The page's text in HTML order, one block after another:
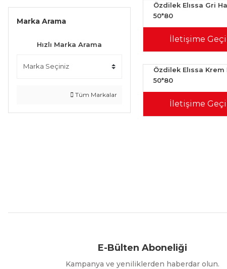
Marka Arama
Hızlı Marka Arama
Tüm Markalar
Özdilek Elıssa Gri
50*80
İletişime
Özdilek Elıssa Krem
50*80
İletişime
E-Bülten Aboneliği
Kampanya ve yeniliklerden haberdar olun.